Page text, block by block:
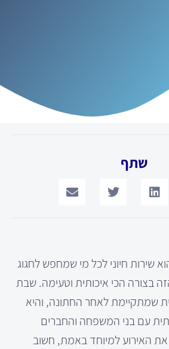
שתף
שירות חיוני לכל מי שמחפש לחגוג
בצורה הכי איכותית וטעימה. שבת
שמתקיימת לאחר החתונה, והיא
עם בני המשפחה והחברים
האירוע למיוחד באמת, חשוב